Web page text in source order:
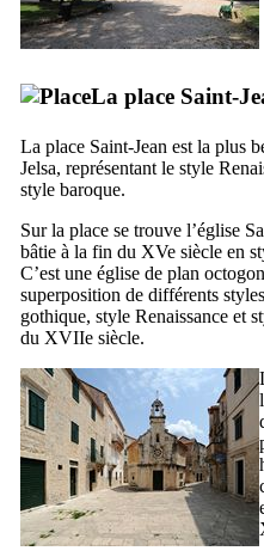
La place Saint-
La place Saint-Jean est la plus
Jelsa, représentant le style
style baroque.
Sur la place se trouve l’église
bâtie à la fin du XVe siècle en
C’est une église de plan
superposition de différents
gothique, style Renaissance et
du XVIIe siècle.